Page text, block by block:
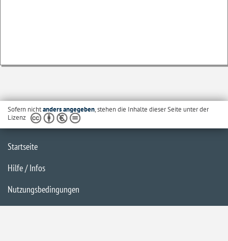
Sofern nichtanders angegeben, stehen die Inhalte dieser Seite unter der
Lizenz
Startseite
Hilfe / Infos
Nutzungsbedingungen